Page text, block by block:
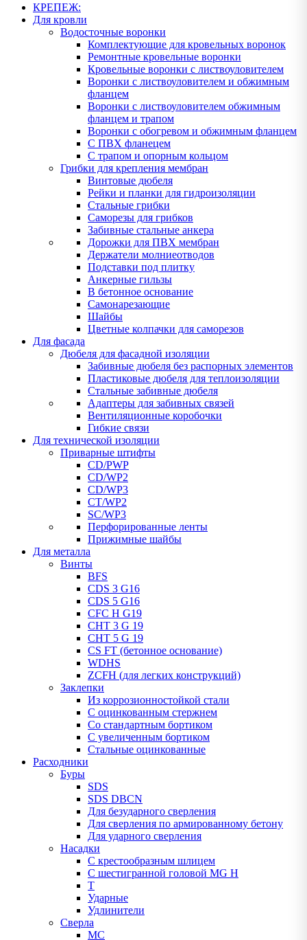
КРЕПЕЖ:
Для кровли
Водосточные воронки
Комплектующие для кровельных воронок
Ремонтные кровельные воронки
Кровельные воронки с листвоуловителем
Воронки с листвоуловителем и обжимным
фланцем
Воронки с листвоуловителем обжимным
фланцем и трапом
Воронки с обогревом и обжимным фланцем
С ПВХ фланецем
С трапом и опорным кольцом
Грибки для крепления мембран
Винтовые дюбеля
Рейки и планки для гидроизоляции
Стальные грибки
Саморезы для грибков
Забивные стальные анкера
Дорожки для ПВХ мембран
Держатели молниеотводов
Подставки под плитку
Анкерные гильзы
В бетонное основание
Самонарезающие
Шайбы
Цветные колпачки для саморезов
Для фасада
Дюбеля для фасадной изоляции
Забивные дюбеля без распорных элементов
Пластиковые дюбеля для теплоизоляции
Стальные забивные дюбеля
Адаптеры для забивных связей
Вентиляционные коробочки
Гибкие связи
Для технической изоляции
Приварные штифты
CD/PWP
CD/WP2
CD/WP3
CT/WP2
SC/WP3
Перфорированные ленты
Прижимные шайбы
Для металла
Винты
BFS
CDS 3 G16
CDS 5 G16
CFC H G19
CHT 3 G 19
CHT 5 G 19
CS FT (бетонное основание)
WDHS
ZCFH (для легких конструкций)
Заклепки
Из коррозионностойкой стали
С оцинкованным стержнем
Со стандартным бортиком
С увеличенным бортиком
Стальные оцинкованные
Расходники
Буры
SDS
SDS DBCN
Для безударного сверления
Для сверления по армированному бетону
Для ударного сверления
Насадки
С крестообразным шлицем
С шестигранной головой MG H
T
Ударные
Удлинители
Сверла
МС